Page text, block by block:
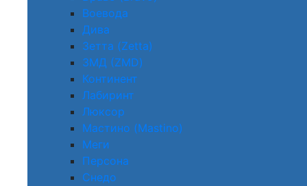
Воевода
Дива
Зетта (Zetta)
ЗМД (ZMD)
Континент
Лабиринт
Люксор
Мастино (Mastino)
Меги
Персона
Снедо